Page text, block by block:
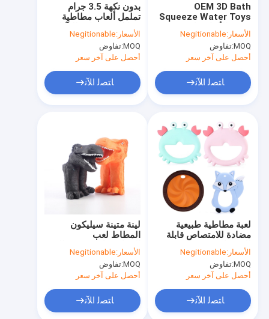
بدون نكهة 3.5 جرام
تململ ألعاب مطاطية
سيليكون مضادة للتآكل
للطفل
الأسعار:Negitionable
MOQ: تفاوض
أحصل على آخر سعر
ﺎﺘﺼﻟ ﺍﻶﻧ
OEM 3D Bath
Squeeze Water Toys
متعدد الألوان دائم صديقة
للبيئة
الأسعار:Negitionable
MOQ: تفاوض
أحصل على آخر سعر
ﺎﺘﺼﻟ ﺍﻶﻧ
لينة متينة سيليكون
المطاط لعب
الديناصورات صديقة للبيئة
مرنة
الأسعار:Negitionable
MOQ: تفاوض
أحصل على آخر سعر
ﺎﺘﺼﻟ ﺍﻶﻧ
لعبة مطاطية طبيعية
مضادة للامتصاص قابلة
للامتصاص ، عضاضة
مطاطية طبيعية لطيفة
من Hevea
الأسعار:Negitionable
MOQ: تفاوض
أحصل على آخر سعر
ﺎﺘﺼﻟ ﺍﻶﻧ